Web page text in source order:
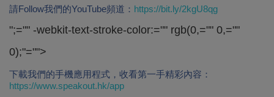
請Follow我們的YouTube頻道： https://bit.ly/2kgU8qg
";="" -webkit-text-stroke-color:="" rgb(0,="" 0,=""
0);"="">
下載我們的手機應用程式，收看第一手精彩內容：
https://www.speakout.hk/app